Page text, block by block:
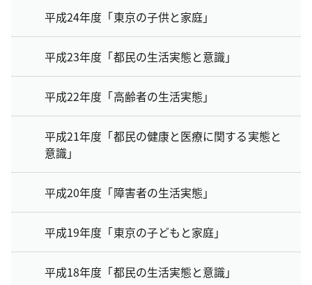
平成24年度「東京の子供と家庭」
平成23年度「都民の生活実態と意識」
平成22年度「高齢者の生活実態」
平成21年度「都民の健康と医療に関する実態と
意識」
平成20年度「障害者の生活実態」
平成19年度「東京の子どもと家庭」
平成18年度「都民の生活実態と意識」